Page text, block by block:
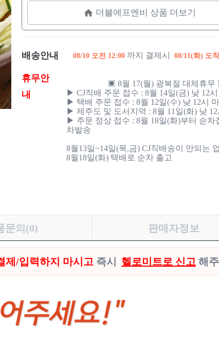
더블에프엔비 상품 더보기
배송안내 08/10 오전 12:00까지 결제시 08/11(화) 도착
휴무안
내
▶ CJ직배 주문 접수 : 8월 14일(금) 낮 12
▶ 택배 주문 접수 : 8월 12일(수) 낮 12시
▶ 제주도 및 도서지역 : 8월 11일(화) 낮
▶ 주문 정상 접수 : 8월 18일(화)부터 순차
차발송
8월13일~14일(목,금) CJ직배송이 안되는
8월18일(화) 택배로 순차 출고
문의(0) 판매자정보
제/입력하지 마시고 즉시 헬로미트로 신고 해